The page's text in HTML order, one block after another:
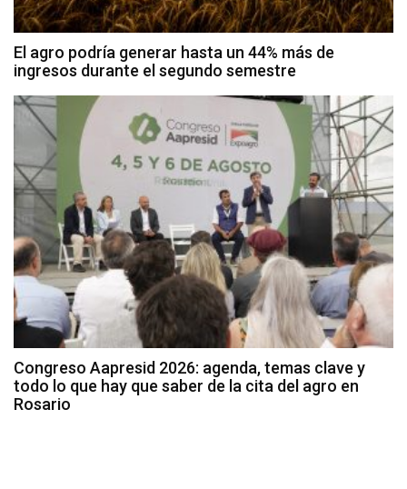
El agro podría generar hasta un 44% más de
ingresos durante el segundo semestre
Congreso Aapresid 2026: agenda, temas clave y
todo lo que hay que saber de la cita del agro en
Rosario